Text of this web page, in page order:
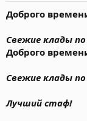
Доброго
Свежие клады по
Доброго
Свежие клады по
Лучший стаф!